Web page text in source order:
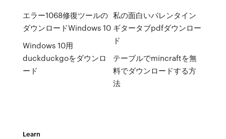
エラー1068修復ツールの
ダウンロードWindows 10
Windows 10用
duckduckgoをダウンロ
ード
私の面白いバレンタイン
ギタータブpdfダウンロー
ド
テーブルでmincraftを無
料でダウンロードする方
法
Learn